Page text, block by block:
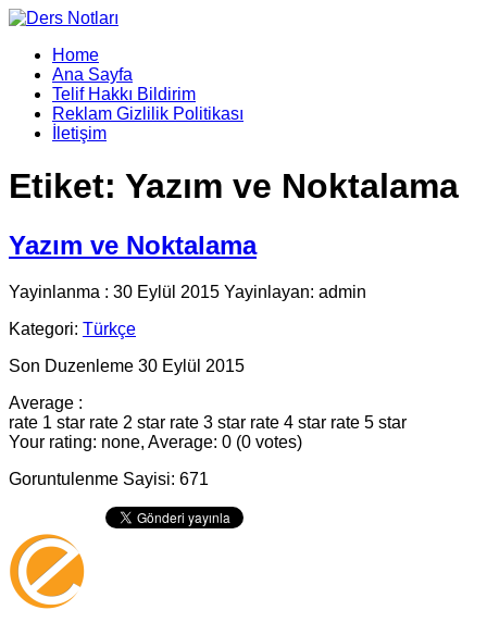
Home
Ana Sayfa
Telif Hakkı Bildirim
Reklam Gizlilik Politikası
İletişim
Etiket: Yazım ve Noktalama
Yazım ve Noktalama
Yayinlanma : 30 Eylül 2015 Yayinlayan: admin
Kategori: Türkçe
Son Duzenleme 30 Eylül 2015
Average :
rate 1 star rate 2 star rate 3 star rate 4 star rate 5 star
Your rating: none, Average: 0 (0 votes)
Goruntulenme Sayisi: 671